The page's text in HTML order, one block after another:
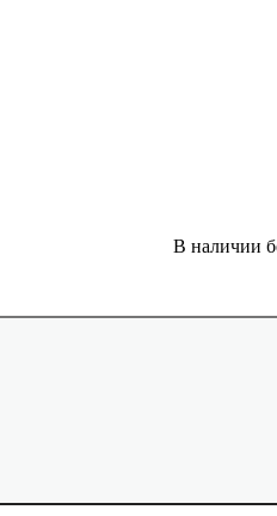
В наличии